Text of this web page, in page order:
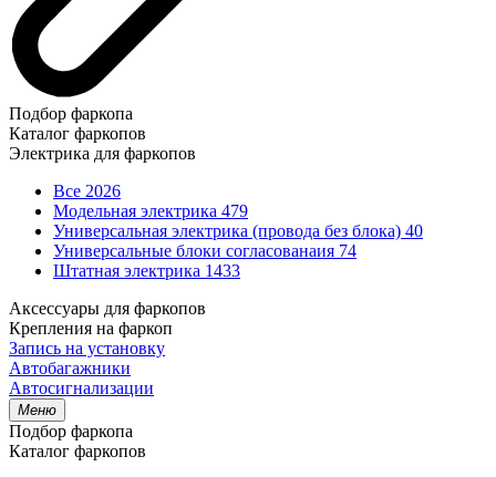
Подбор фаркопа
Каталог фаркопов
Электрика для фаркопов
Все 2026
Модельная электрика 479
Универсальная электрика (провода без блока) 40
Универсальные блоки согласованаия 74
Штатная электрика 1433
Аксессуары для фаркопов
Крепления на фаркоп
Запись на установку
Автобагажники
Автосигнализации
Меню
Подбор фаркопа
Каталог фаркопов